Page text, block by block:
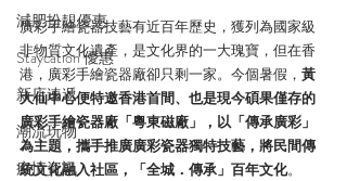
減肥扮靚優惠
Staycation 優惠
新店速遞
潮流玩物
疫情資訊
廣彩手繪瓷器技藝有近百年歷史，獲列為國家級
非物質文化遺產，是文化界的一大瑰寶，但在香
港，廣彩手繪瓷器廠卻只剩一家。今個暑假， 黃
大仙中心便特邀香港首間、也是現今碩果僅存的
廣彩手繪瓷器廠「粵東磁廠」，以「傳承廣彩」
為主題，攜手推廣廣彩瓷器獨特技藝，將民間傳
統文化融入社區，「全城．傳承」百年文化。